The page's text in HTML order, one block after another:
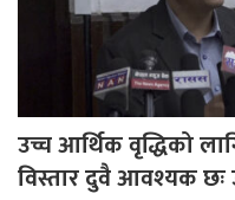
उच्च आर्थिक वृद्धिको
विस्तार दुवै आवश्यक छः